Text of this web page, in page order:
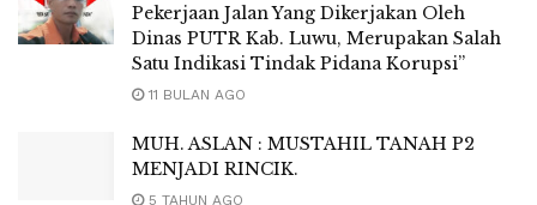
Pekerjaan Jalan Yang Dikerjakan Oleh
Dinas PUTR Kab. Luwu, Merupakan Salah
Satu Indikasi Tindak Pidana Korupsi”
11 BULAN AGO
MUH. ASLAN : MUSTAHIL TANAH P2
MENJADI RINCIK.
5 TAHUN AGO